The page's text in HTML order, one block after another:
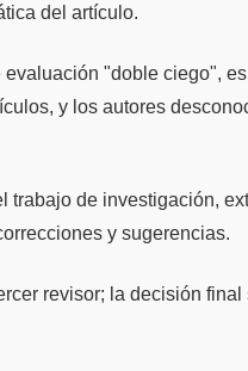
del artículo.
"doble ciego",
y los autores
trabajo de investigación,
y sugerencias.
revisor; la decisión final